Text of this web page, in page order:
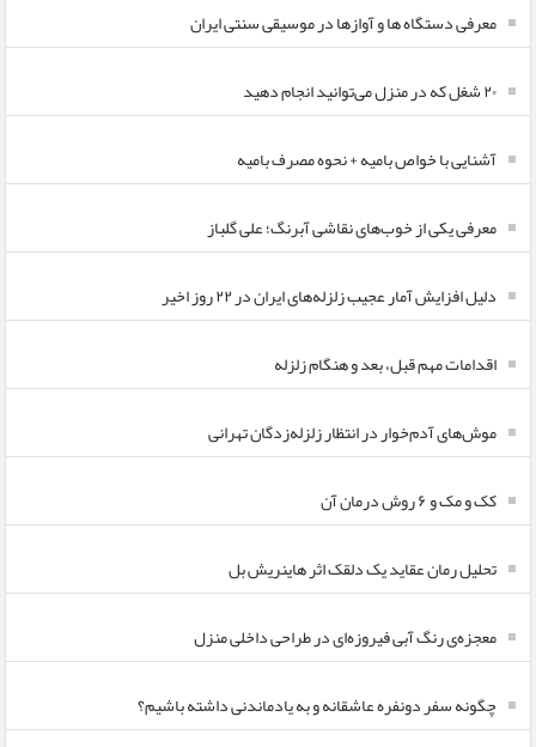
معرفی دستگاه ها و آوازها در موسیقی سنتی ایران
۲۰ شغل که در منزل می‌توانید انجام دهید
آشنایی با خواص بامیه + نحوه مصرف بامیه
معرفی یکی از خوب‌های نقاشی آبرنگ؛ علی گلباز
دلیل افزایش آمار عجیب زلزله‌های ایران در ۲۲ روز اخیر
اقدامات مهم قبل، بعد و هنگام زلزله
موش‌های آدم‌خوار در انتظار زلزله‌زدگان تهرانی
کک و مک و ۶ روش درمان آن
تحلیل رمان عقاید یک دلقک اثر هاینریش بل
معجزه‌ی رنگ آبی فیروزه‌ای در طراحی داخلی منزل
چگونه سفر دونفره عاشقانه و به یادماندنی داشته باشیم؟